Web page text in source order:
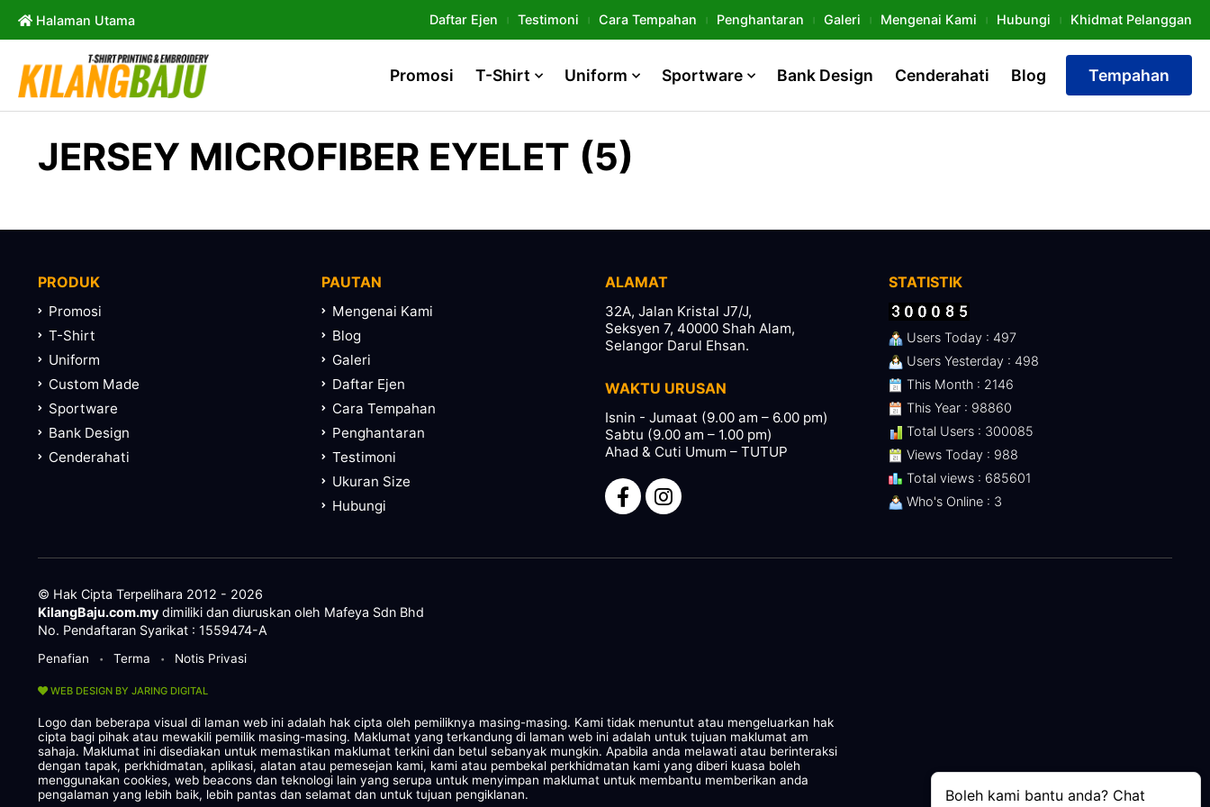
Halaman Utama Daftar Ejen Testimoni Cara Tempahan Penghantaran Galeri Mengenai Kami Hubungi Khidmat Pelanggan
Promosi T-Shirt Uniform Sportware Bank Design Cenderahati Blog Tempahan
JERSEY MICROFIBER EYELET (5)
PRODUK
Promosi
T-Shirt
Uniform
Custom Made
Sportware
Bank Design
Cenderahati
PAUTAN
Mengenai Kami
Blog
Galeri
Daftar Ejen
Cara Tempahan
Penghantaran
Testimoni
Ukuran Size
Hubungi
ALAMAT
32A, Jalan Kristal J7/J,
Seksyen 7, 40000 Shah Alam,
Selangor Darul Ehsan.
WAKTU URUSAN
Isnin - Jumaat (9.00 am – 6.00 pm)
Sabtu (9.00 am – 1.00 pm)
Ahad & Cuti Umum – TUTUP
STATISTIK
Users Today : 497
Users Yesterday : 498
This Month : 2146
This Year : 98860
Total Users : 300085
Views Today : 988
Total views : 685601
Who's Online : 3
© Hak Cipta Terpelihara 2012 - 2026
KilangBaju.com.my dimiliki dan diuruskan oleh Mafeya Sdn Bhd
No. Pendaftaran Syarikat : 1559474-A
Penafian • Terma • Notis Privasi
WEB DESIGN BY JARING DIGITAL
Logo dan beberapa visual di laman web ini adalah hak cipta oleh pemiliknya masing-masing. Kami tidak menuntut atau mengeluarkan hak
cipta bagi pihak atau mewakili pemilik masing-masing. Maklumat yang terkandung di laman web ini adalah untuk tujuan maklumat am
sahaja. Maklumat ini disediakan untuk memastikan maklumat terkini dan betul sebanyak mungkin. Apabila anda melawati atau berinteraksi
dengan tapak, perkhidmatan, aplikasi, alatan atau pemesejan kami, kami atau pembekal perkhidmatan kami yang diberi kuasa boleh
menggunakan cookies, web beacons dan teknologi lain yang serupa untuk menyimpan maklumat untuk membantu memberikan anda
pengalaman yang lebih baik, lebih pantas dan selamat dan untuk tujuan pengiklanan.
Boleh kami bantu anda? Chat